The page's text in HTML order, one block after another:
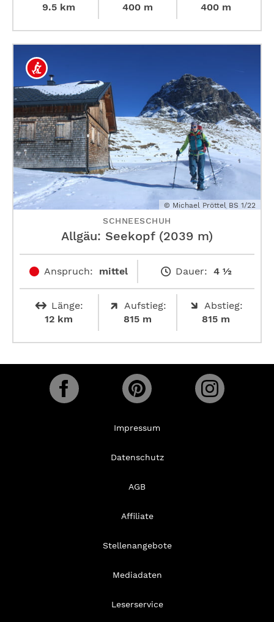
9.5 km
400 m
400 m
© Michael Pröttel BS 1/22
SCHNEESCHUH
Allgäu: Seekopf (2039 m)
Anspruch: mittel Dauer: 4 ½
Länge:
12 km
Aufstieg:
815 m
Abstieg:
815 m
Impressum
Datenschutz
AGB
Affiliate
Stellenangebote
Mediadaten
Leserservice